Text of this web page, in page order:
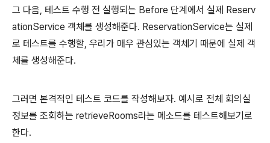
그 다음, 테스트 수행 전 실행되는 Before 단계에서 실제 Reserv
ationService 객체를 생성해준다. ReservationService는 실제
로 테스트를 수행할, 우리가 매우 관심있는 객체기 때문에 실제 객
체를 생성해준다.
그러면 본격적인 테스트 코드를 작성해보자. 예시로 전체 회의실
정보를 조회하는 retrieveRooms라는 메소드를 테스트해보기로
한다.